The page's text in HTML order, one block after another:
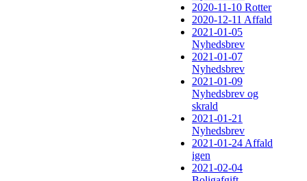
2020-11-10 Rotter
2020-12-11 Affald
2021-01-05
Nyhedsbrev
2021-01-07
Nyhedsbrev
2021-01-09
Nyhedsbrev og
skrald
2021-01-21
Nyhedsbrev
2021-01-24 Affald
igen
2021-02-04